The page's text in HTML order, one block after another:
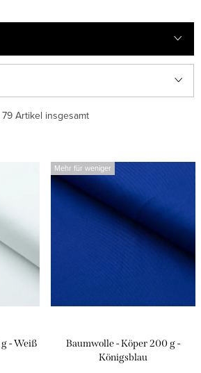
79Artikel insgesamt
- Weiß
Mehr für weniger
Baumwolle - Köper 200 g -
Königsblau